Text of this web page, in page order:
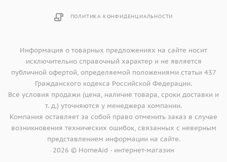
ПОЛИТИКА КОНФИДЕНЦИАЛЬНОСТИ
Информация о товарных предложениях на сайте носит
исключительно справочный характер и не является
публичной офертой, определяемой положениями статьи 437
Гражданского кодекса Российской Федерации.
Все условия продажи (цена, наличие товара, сроки доставки и
т. д.) уточняются у менеджера компании.
Компания оставляет за собой право отменить заказ в случае
возникновения технических ошибок, связанных с неверным
представлением информации на сайте.
2026 © HomeAid - интернет-магазин